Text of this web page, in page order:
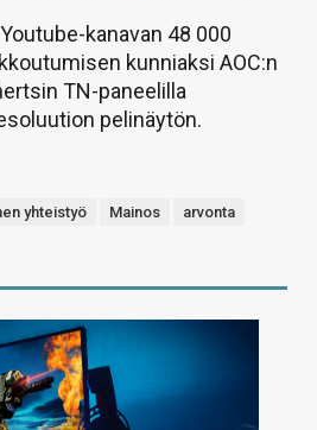
kanavan 48 000
kunniaksi AOC:n
TN-paneelilla
pelinäytön.
yhteistyö Mainos
arvonta